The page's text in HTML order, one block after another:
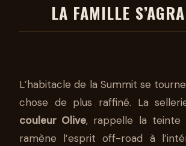
LA FAMILLE
L’habitacle de la Summit se
chose de plus raffiné. La
couleur Olive, rappelle la teinte
ramène l’esprit off-road à